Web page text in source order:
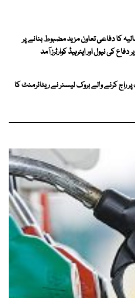
کا دفاعی تعاون مزید مضبوط بنانے پر
دفاع کی نیول اور ایئرہیڈ کوارٹرز آمد
راج کرنے والے بروک لیسنر نے ریٹائرمنٹ کا